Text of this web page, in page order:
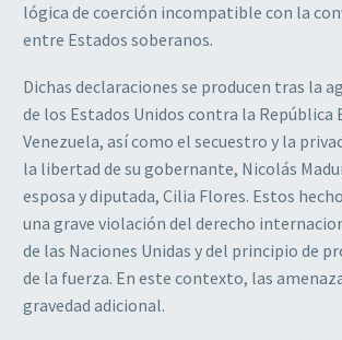
lógica de coerción incompatible con la
entre Estados soberanos.
Dichas declaraciones se producen tras la
de los Estados Unidos contra la República
Venezuela, así como el secuestro y la
la libertad de su gobernante, Nicolás
esposa y diputada, Cilia Flores. Estos
una grave violación del derecho
de las Naciones Unidas y del principio de
de la fuerza. En este contexto, las
gravedad adicional.